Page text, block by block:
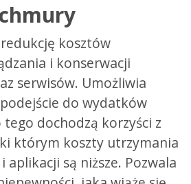
kosztów
i konserwacji
serwisów. Umożliwia
do wydatków
dochodzą korzyści z
którym koszty utrzymania
są niższe. Pozwala